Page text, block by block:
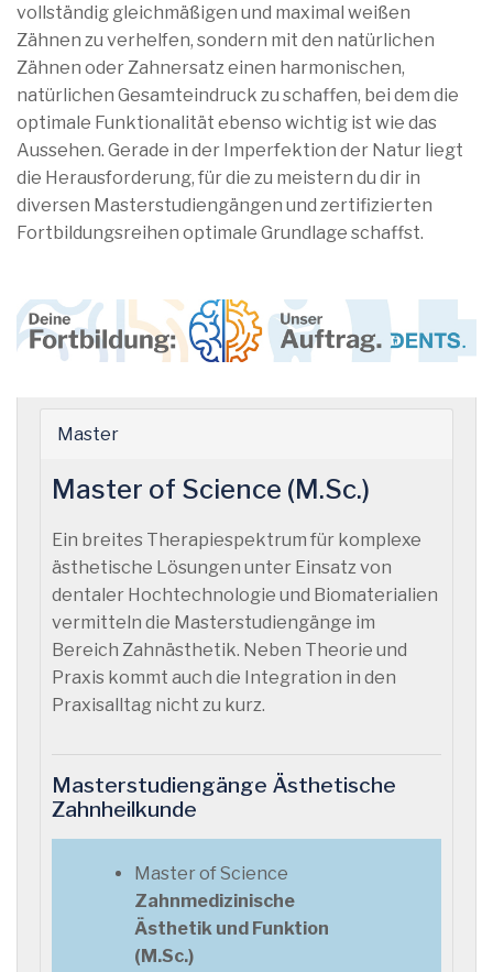
vollständig gleichmäßigen und maximal weißen
Zähnen zu verhelfen, sondern mit den natürlichen
Zähnen oder Zahnersatz einen harmonischen,
natürlichen Gesamteindruck zu schaffen, bei dem die
optimale Funktionalität ebenso wichtig ist wie das
Aussehen. Gerade in der Imperfektion der Natur liegt
die Herausforderung, für die zu meistern du dir in
diversen Masterstudiengängen und zertifizierten
Fortbildungsreihen optimale Grundlage schaffst.
Master
Master of Science (M.Sc.)
Ein breites Therapiespektrum für komplexe
ästhetische Lösungen unter Einsatz von
dentaler Hochtechnologie und Biomaterialien
vermitteln die Masterstudiengänge im
Bereich Zahnästhetik. Neben Theorie und
Praxis kommt auch die Integration in den
Praxisalltag nicht zu kurz.
Masterstudiengänge Ästhetische
Zahnheilkunde
Master of Science
Zahnmedizinische
Ästhetik und Funktion
(M.Sc.)